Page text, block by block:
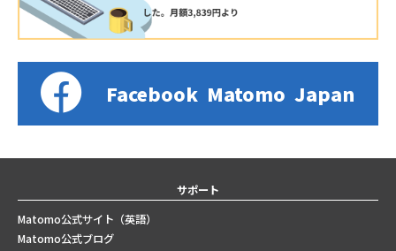
Facebook Matomo Japan
サポート
Matomo公式サイト（英語）
Matomo公式ブログ